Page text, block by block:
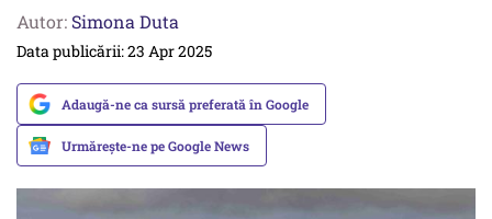
Autor: Simona Duta
Data publicării: 23 Apr 2025
Adaugă-ne ca sursă preferată în Google
Urmărește-ne pe Google News